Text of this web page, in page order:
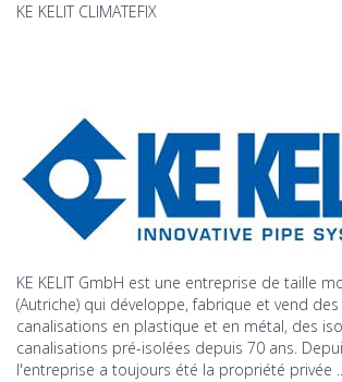
KE KELIT CLIMATEFIX
KE KELIT GmbH est une entreprise de taille
(Autriche) qui développe, fabrique et vend
canalisations en plastique et en métal, des
canalisations pré-isolées depuis 70 ans.
l'entreprise a toujours été la propriété privée